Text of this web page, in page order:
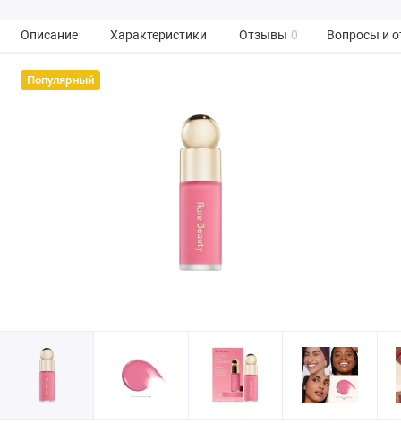
Описание Характеристики Отзывы 0 Вопросы и
Популярный